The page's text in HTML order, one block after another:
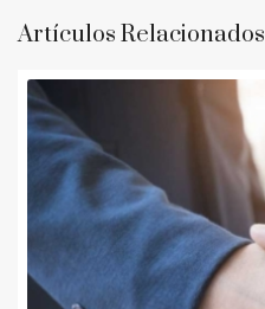
Artículos Relacionados